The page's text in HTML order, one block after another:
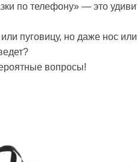
по телефону» — это
пуговицу, но даже нос
вопросы!